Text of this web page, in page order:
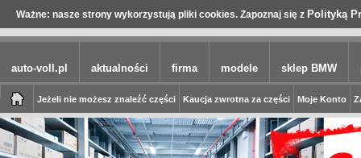
Ważne: nasze strony wykorzystują pliki cookies. Zapoznaj się z Polityką
auto-voll.pl aktualności firma modele sklep BMW
Jeżeli nie możesz znaleźć części Kaucja zwrotna za części Moje Konto